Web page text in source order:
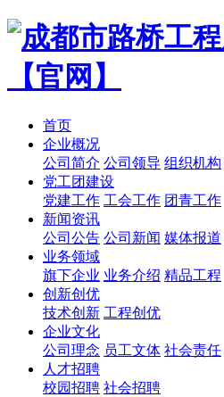
首页
企业概况
公司简介 公司领导 组织机构
党工团建设
党建工作 工会工作 团青工作
新闻资讯
公司公告 公司新闻 媒体报道
业务领域
旗下企业 业务介绍 精品工程
创新创优
技术创新 工程创优
企业文化
公司理念 员工文体 社会责任
人才招聘
校园招聘 社会招聘